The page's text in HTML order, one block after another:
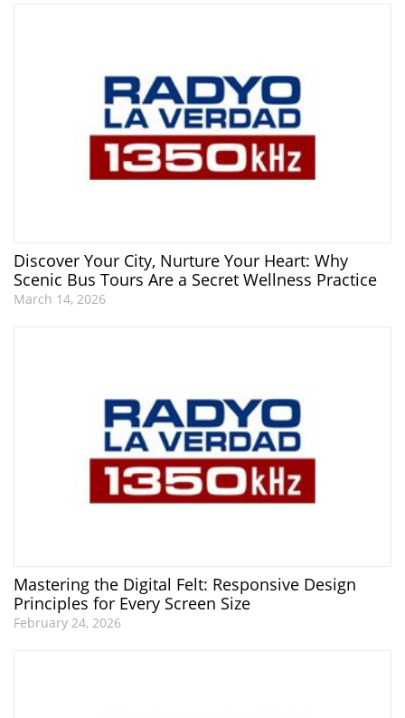
Discover Your City, Nurture Your Heart: Why
Scenic Bus Tours Are a Secret Wellness Practice
March 14, 2026
Mastering the Digital Felt: Responsive Design
Principles for Every Screen Size
February 24, 2026